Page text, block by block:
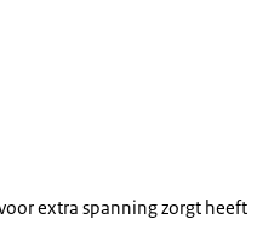
extra spanning zorgt heeft